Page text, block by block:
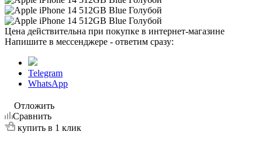
Цена действительна при покупке в интернет-магазине
Напишите в мессенджере - ответим сразу:
Telegram
WhatsApp
Отложить
Сравнить
купить в 1 клик